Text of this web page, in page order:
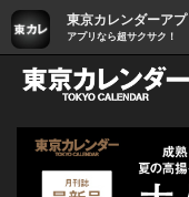
東京カレンダーアプ
アプリなら超サクサク！